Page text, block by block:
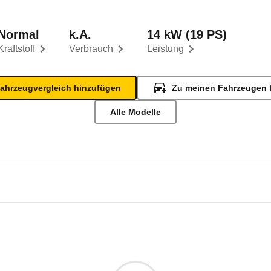
Verbrauch
k.A.
Leistung
14 kW (19 PS)
hinzufügen Zu meinen Fahrzeugen
Alle Modelle